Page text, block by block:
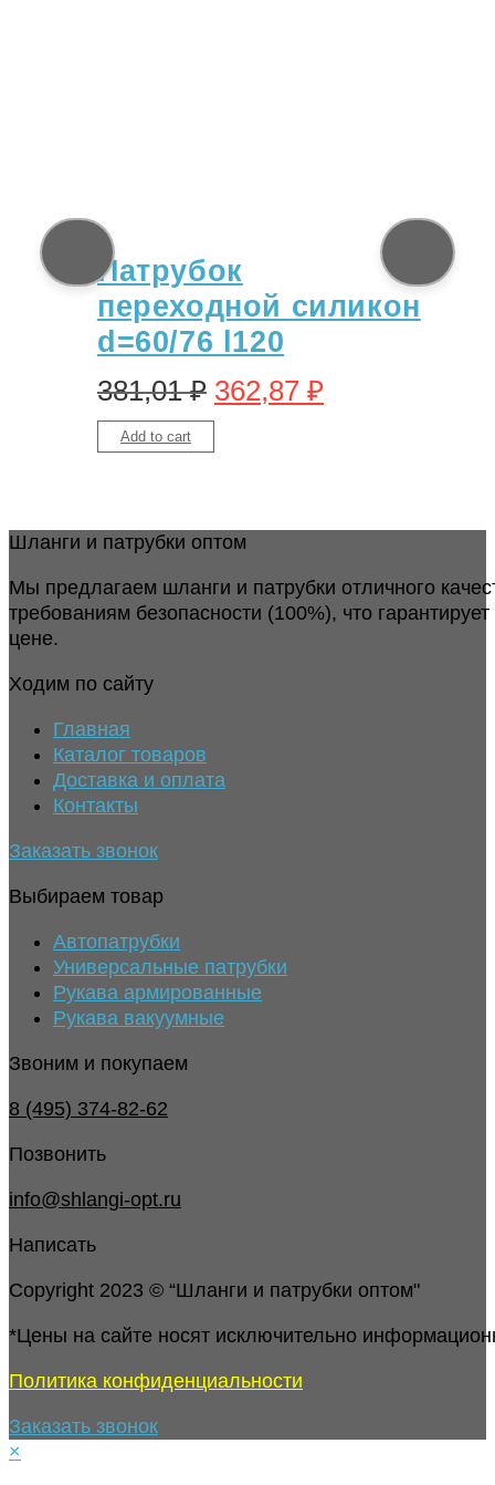
Патрубок
переходной силикон
d=60/76 l120
381,01₽ 362,87 ₽
Add to cart
Шланги и патрубки оптом
Мы предлагаем шланги и патрубки отличного
требованиям безопасности (100%), что
цене.
Ходим по сайту
Главная
Каталог товаров
Доставка и оплата
Контакты
Заказать звонок
Выбираем товар
Автопатрубки
Универсальные патрубки
Рукава армированные
Рукава вакуумные
Звоним и покупаем
8 (495) 374-82-62
Позвонить
info@shlangi-opt.ru
Написать
Copyright 2023 © “Шланги и патрубки оптом"
*Цены на сайте носят исключительно
Политика конфиденциальности
Заказать звонок
×